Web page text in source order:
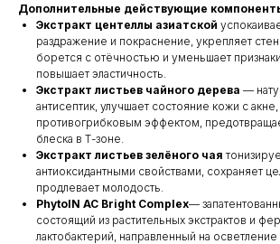
Дополнительные действующие
Экстракт центеллы азиатской
раздражение и покраснение, укрепляет
борется с отёчностью и уменьшает
повышает эластичность.
Экстракт листьев чайного дерева —
антисептик, улучшает состояние кожи с
противогрибковым эффектом,
блеска в Т-зоне.
Экстракт листьев зелёного чая
антиоксидантными свойствами, сохраняет
продлевает молодость.
PhytoIN AC Bright Complex—
состоящий из растительных экстрактов и
лактобактерий, направленный на